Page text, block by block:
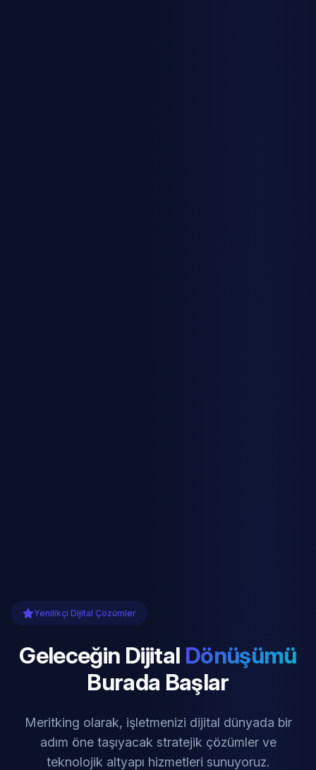
Yenilikçi Dijital Çözümler
Geleceğin Dijital Dönüşümü
Burada Başlar
Meritking olarak, işletmenizi dijital dünyada bir
adım öne taşıyacak stratejik çözümler ve
teknolojik altyapı hizmetleri sunuyoruz.